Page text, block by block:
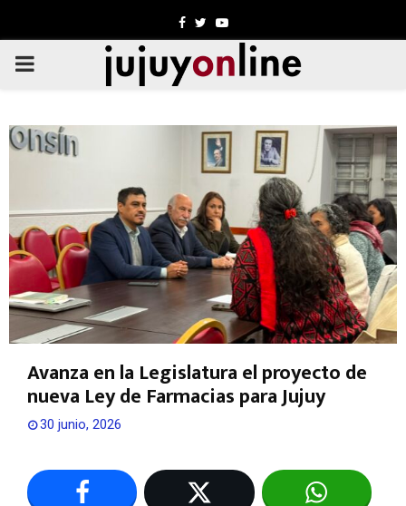
Facebook
TwitterYoutube
PRIMARY
Avanza en la Legislatura el proyecto de
nueva Ley de Farmacias para Jujuy
30 junio, 2026